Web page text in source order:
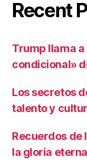
Recent
Trump llama a
condicional»
Los secretos
talento y
Recuerdos de
la gloria